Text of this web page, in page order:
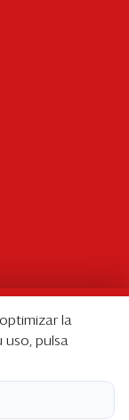
la
uso, pulsa